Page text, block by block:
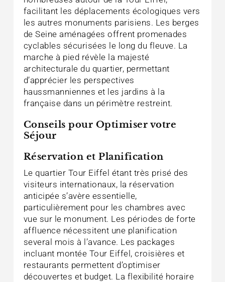
facilitant les déplacements écologiques vers
les autres monuments parisiens. Les berges
de Seine aménagées offrent promenades
cyclables sécurisées le long du fleuve. La
marche à pied révèle la majesté
architecturale du quartier, permettant
d’apprécier les perspectives
haussmanniennes et les jardins à la
française dans un périmètre restreint.
Conseils pour Optimiser votre
Séjour
Réservation et Planification
Le quartier Tour Eiffel étant très prisé des
visiteurs internationaux, la réservation
anticipée s’avère essentielle,
particulièrement pour les chambres avec
vue sur le monument. Les périodes de forte
affluence nécessitent une planification
several mois à l’avance. Les packages
incluant montée Tour Eiffel, croisières et
restaurants permettent d’optimiser
découvertes et budget. La flexibilité horaire